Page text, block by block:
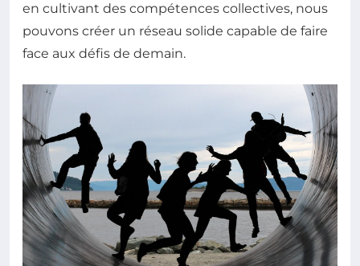
en cultivant des compétences collectives, nous
pouvons créer un réseau solide capable de faire
face aux défis de demain.